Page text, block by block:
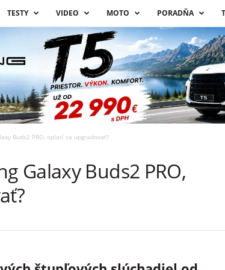
TESTY VIDEO MOTO PORADŇA
Buds2 PRO, oplatí sa upgradovať?
Galaxy Buds2 PRO,